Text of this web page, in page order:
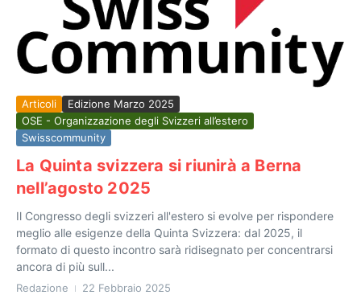
Articoli
Edizione Marzo 2025
OSE - Organizzazione degli Svizzeri all’estero
Swisscommunity
La Quinta svizzera si riunirà a Berna
nell’agosto 2025
Il Congresso degli svizzeri all'estero si evolve per rispondere
meglio alle esigenze della Quinta Svizzera: dal 2025, il
formato di questo incontro sarà ridisegnato per concentrarsi
ancora di più sull...
Redazione 22 Febbraio 2025